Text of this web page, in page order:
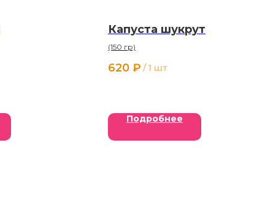
Капуста шукрут
(150 гр)
620 ₽ / 1 шт
Подробнее